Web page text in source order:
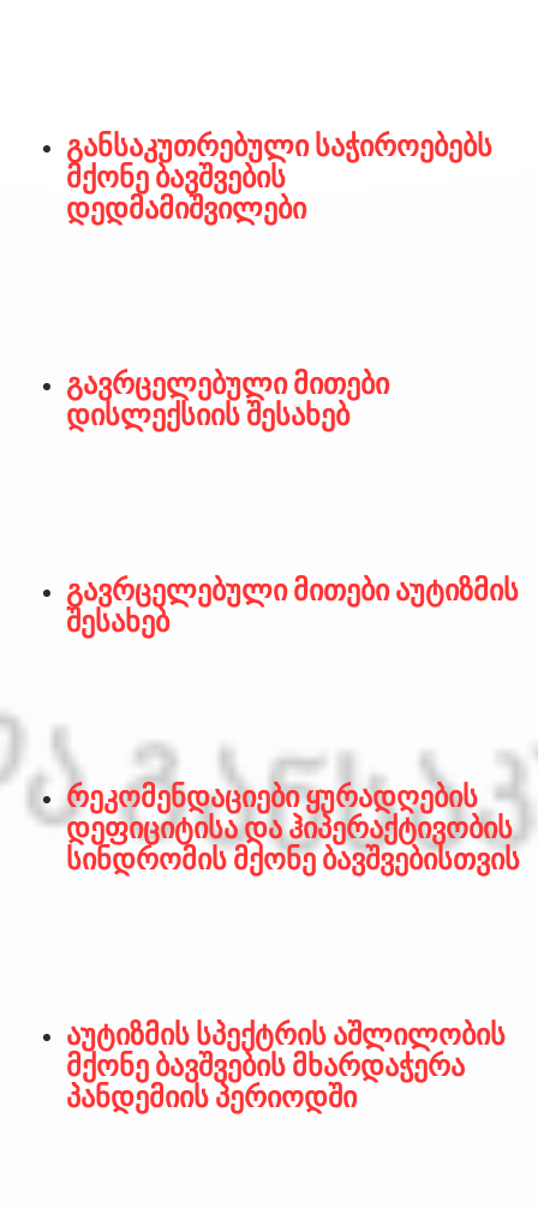
განსაკუთრებული საჭიროებებს
მქონე ბავშვების
დედმამიშვილები
გავრცელებული მითები
დისლექსიის შესახებ
გავრცელებული მითები აუტიზმის
შესახებ
რეკომენდაციები ყურადღების
დეფიციტისა და ჰიპერაქტივობის
სინდრომის მქონე ბავშვებისთვის
აუტიზმის სპექტრის აშლილობის
მქონე ბავშვების მხარდაჭერა
პანდემიის პერიოდში